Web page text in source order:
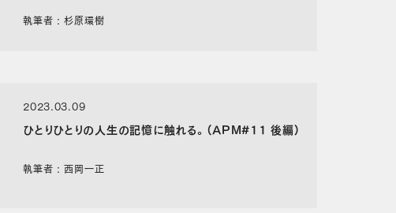
執筆者 : 杉原環樹
2023.03.09
ひとりひとりの人生の記憶に触れる。（APM#11 後編）
執筆者 : 西岡一正